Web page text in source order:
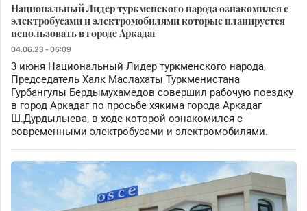
Национальный Лидер туркменского народа ознакомился с
электробусами и электромобилями которые планируется
использовать в городе Аркадаг
04.06.23 - 06:09
3 июня Национальный Лидер туркменского народа,
Председатель Халк Маслахаты Туркменистана
Гурбангулы Бердымухамедов совершил рабочую поездку
в город Аркадаг по просьбе хякима города Аркадаг
Ш.Дурдылыева, в ходе которой ознакомился с
современными электробусами и электромобилями.